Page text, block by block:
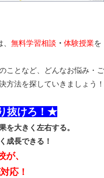
無料学習相談 ・ 体験授業を
ことなど、どんなお悩み・ご
方法を探していきましょう！
抜けろ！★
を大きく左右する。
成長できる！
、
応！